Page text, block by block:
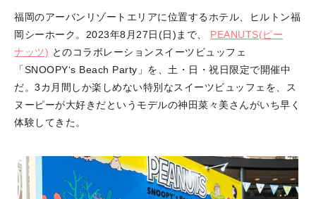
福岡のアーバンリゾートエリアに位置するホテル、ヒルトン福
岡シーホーク。2023年8月27日(日)まで、 PEANUTS(ピー
ナッツ) とのコラボレーションスイーツビュッフェ
「SNOOPY‘s Beach Party」を、土・日・祝日限定で開催中
だ。3カ月間しか楽しめない特別なスイーツビュッフェを、ス
ヌーピーが大好きだというモデルの神田菜々美さんがいち早く
体験してきた。